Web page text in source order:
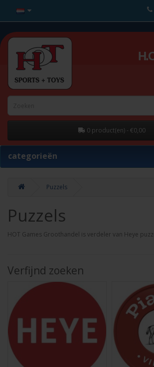
0 product(en) - €0,00
categorieën
Puzzels
Puzzels
HOT Games Groothandel is verdeler van Heye
Verfijnd zoeken